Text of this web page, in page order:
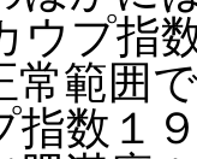
ウプ指
常範囲
指数１